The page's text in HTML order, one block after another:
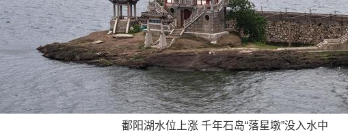
鄱阳湖水位上涨 千年石岛“落星墩”没入水中